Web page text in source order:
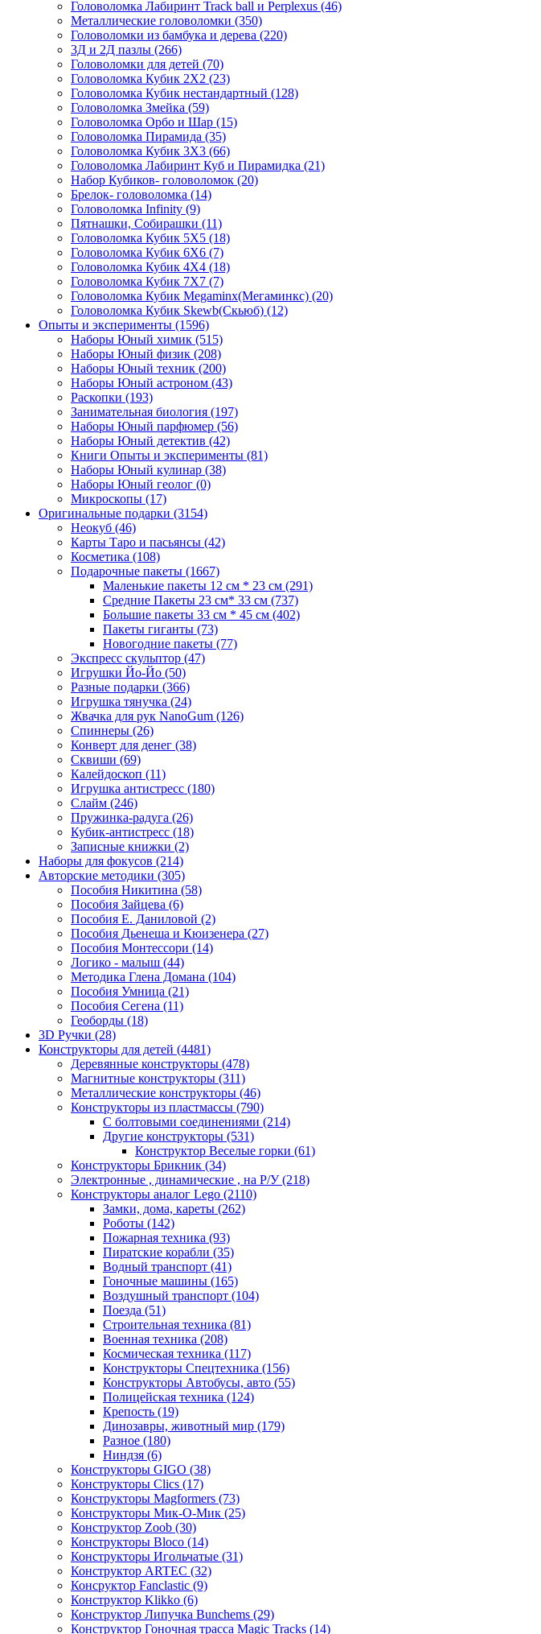
Головоломка Лабиринт Track ball и Perplexus (46)
Металлические головоломки (350)
Головоломки из бамбука и дерева (220)
3Д и 2Д пазлы (266)
Головоломки для детей (70)
Головоломка Кубик 2Х2 (23)
Головоломка Кубик нестандартный (128)
Головоломка Змейка (59)
Головоломка Орбо и Шар (15)
Головоломка Пирамида (35)
Головоломка Кубик 3Х3 (66)
Головоломка Лабиринт Куб и Пирамидка (21)
Набор Кубиков- головоломок (20)
Брелок- головоломка (14)
Головоломка Infinity (9)
Пятнашки, Собирашки (11)
Головоломка Кубик 5Х5 (18)
Головоломка Кубик 6Х6 (7)
Головоломка Кубик 4Х4 (18)
Головоломка Кубик 7Х7 (7)
Головоломка Кубик Megaminx(Мегаминкс) (20)
Головоломка Кубик Skewb(Скьюб) (12)
Опыты и эксперименты (1596)
Наборы Юный химик (515)
Наборы Юный физик (208)
Наборы Юный техник (200)
Наборы Юный астроном (43)
Раскопки (193)
Занимательная биология (197)
Наборы Юный парфюмер (56)
Наборы Юный детектив (42)
Книги Опыты и эксперименты (81)
Наборы Юный кулинар (38)
Наборы Юный геолог (0)
Микроскопы (17)
Оригинальные подарки (3154)
Неокуб (46)
Карты Таро и пасьянсы (42)
Косметика (108)
Подарочные пакеты (1667)
Маленькие пакеты 12 см * 23 см (291)
Средние Пакеты 23 см* 33 см (737)
Большие пакеты 33 см * 45 см (402)
Пакеты гиганты (73)
Новогодние пакеты (77)
Экспресс скульптор (47)
Игрушки Йо-Йо (50)
Разные подарки (366)
Игрушка тянучка (24)
Жвачка для рук NanoGum (126)
Спиннеры (26)
Конверт для денег (38)
Сквиши (69)
Калейдоскоп (11)
Игрушка антистресс (180)
Слайм (246)
Пружинка-радуга (26)
Кубик-антистресс (18)
Записные книжки (2)
Наборы для фокусов (214)
Авторские методики (305)
Пособия Никитина (58)
Пособия Зайцева (6)
Пособия Е. Даниловой (2)
Пособия Дьенеша и Кюизенера (27)
Пособия Монтессори (14)
Логико - малыш (44)
Методика Глена Домана (104)
Пособия Умница (21)
Пособия Сегена (11)
Геоборды (18)
3D Ручки (28)
Конструкторы для детей (4481)
Деревянные конструкторы (478)
Магнитные конструкторы (311)
Металлические конструкторы (46)
Конструкторы из пластмассы (790)
С болтовыми соединениями (214)
Другие конструкторы (531)
Конструктор Веселые горки (61)
Конструкторы Брикник (34)
Электронные , динамические , на Р/У(218)
Конструкторы аналог Lego (2110)
Замки, дома, кареты (262)
Роботы (142)
Пожарная техника (93)
Пиратские корабли (35)
Водный транспорт (41)
Гоночные машины (165)
Воздушный транспорт (104)
Поезда (51)
Строительная техника (81)
Военная техника (208)
Космическая техника (117)
Конструкторы Спецтехника (156)
Конструкторы Автобусы, авто (55)
Полицейская техника (124)
Крепость (19)
Динозавры, животный мир (179)
Разное (180)
Ниндзя (6)
Конструкторы GIGO (38)
Конструкторы Clics (17)
Конструкторы Magformers (73)
Конструкторы Мик-О-Мик (25)
Конструктор Zoob (30)
Конструкторы Bloco (14)
Конструкторы Игольчатые (31)
Конструктор ARTEC (32)
Консруктор Fanclastic (9)
Конструктор Klikko (6)
Конструктор Липучка Bunchems (29)
Конструктор Гоночная трасса Magic Tracks (14)